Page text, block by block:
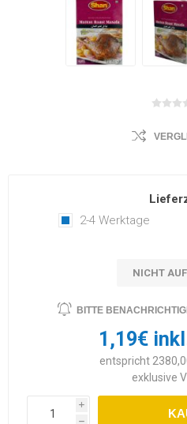
2-4 Werktage
NICHT
BITTE
1,19€
entspricht
exklusive
i
h